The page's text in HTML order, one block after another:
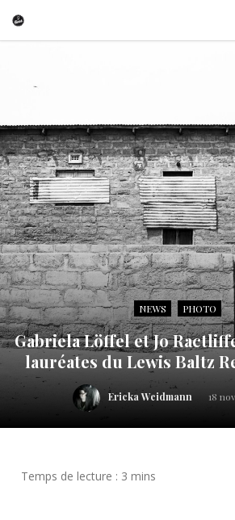
NEWS PHOTO
Gabriela Löffel et Jo
lauréates du Lewis Baltz
Ericka Weidmann 18